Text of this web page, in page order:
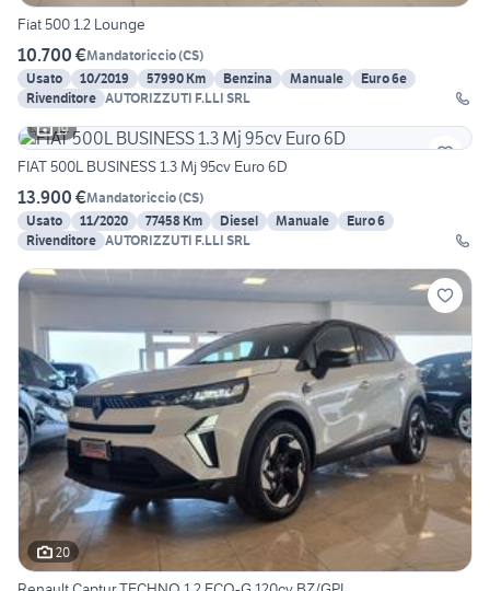
Fiat 500 1.2 Lounge
10.700 €Mandatoriccio(CS)
Usato
10/2019 57990 Km Benzina Manuale
Euro 6e
Rivenditore AUTORIZZUTI F.LLI SRL
19
FIAT 500L BUSINESS 1.3 Mj 95cv Euro 6D
13.900 €Mandatoriccio(CS)
Usato
11/2020 77458 Km Diesel Manuale
Euro 6
Rivenditore AUTORIZZUTI F.LLI SRL
20